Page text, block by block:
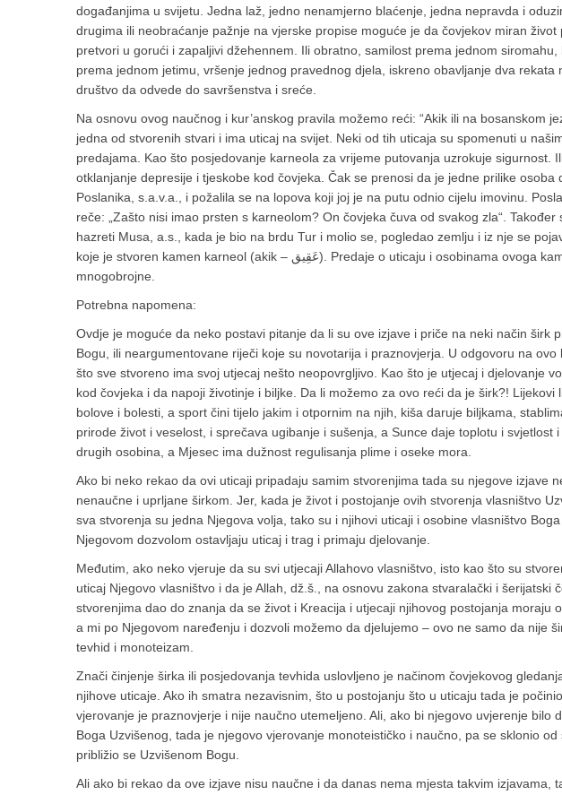
događanjima u svijetu. Jedna laž, jedno nenamjerno blaćenje, jedna nepravda i
drugima ili neobraćanje pažnje na vjerske propise moguće je da čovjekov miran život
pretvori u gorući i zapaljivi džehennem. Ili obratno, samilost prema jednom siromahu,
prema jednom jetimu, vršenje jednog pravednog djela, iskreno obavljanje dva rekata
društvo da odvede do savršenstva i sreće.
Na osnovu ovog naučnog i kur’anskog pravila možemo reći: “Akik ili na bosanskom
jedna od stvorenih stvari i ima uticaj na svijet. Neki od tih uticaja su spomenuti u
predajama. Kao što posjedovanje karneola za vrijeme putovanja uzrokuje sigurnost.
otklanjanje depresije i tjeskobe kod čovjeka. Čak se prenosi da je jedne prilike osoba
Poslanika, s.a.v.a., i požalila se na lopova koji joj je na putu odnio cijelu imovinu.
reče: „Zašto nisi imao prsten s karneolom? On čovjeka čuva od svakog zla“. Također
hazreti Musa, a.s., kada je bio na brdu Tur i molio se, pogledao zemlju i iz nje se
koje je stvoren kamen karneol (akik – عَقِيق). Predaje o uticaju i osobinama ovoga kamena su
mnogobrojne.
Potrebna napomena:
Ovdje je moguće da neko postavi pitanje da li su ove izjave i priče na neki način širk
Bogu, ili neargumentovane riječi koje su novotarija i praznovjerja. U odgovoru na ovo
što sve stvoreno ima svoj utjecaj nešto neopovrgljivo. Kao što je utjecaj i djelovanje
kod čovjeka i da napoji životinje i biljke. Da li možemo za ovo reći da je širk?! Lijekovi
bolove i bolesti, a sport čini tijelo jakim i otpornim na njih, kiša daruje biljkama,
prirode život i veselost, i sprečava ugibanje i sušenja, a Sunce daje toplotu i svjetlost
drugih osobina, a Mjesec ima dužnost regulisanja plime i oseke mora.
Ako bi neko rekao da ovi uticaji pripadaju samim stvorenjima tada su njegove izjave
nenaučne i uprljane širkom. Jer, kada je život i postojanje ovih stvorenja vlasništvo
sva stvorenja su jedna Njegova volja, tako su i njihovi uticaji i osobine vlasništvo
Njegovom dozvolom ostavljaju uticaj i trag i primaju djelovanje.
Međutim, ako neko vjeruje da su svi utjecaji Allahovo vlasništvo, isto kao što su
uticaj Njegovo vlasništvo i da je Allah, dž.š., na osnovu zakona stvaralački i šerijatski
stvorenjima dao do znanja da se život i Kreacija i utjecaji njihovog postojanja moraju
a mi po Njegovom naređenju i dozvoli možemo da djelujemo – ovo ne samo da nije
tevhid i monoteizam.
Znači činjenje širka ili posjedovanja tevhida uslovljeno je načinom čovjekovog
njihove uticaje. Ako ih smatra nezavisnim, što u postojanju što u uticaju tada je
vjerovanje je praznovjerje i nije naučno utemeljeno. Ali, ako bi njegovo uvjerenje bilo
Boga Uzvišenog, tada je njegovo vjerovanje monoteističko i naučno, pa se sklonio
približio se Uzvišenom Bogu.
Ali ako bi rekao da ove izjave nisu naučne i da danas nema mjesta takvim izjavama,